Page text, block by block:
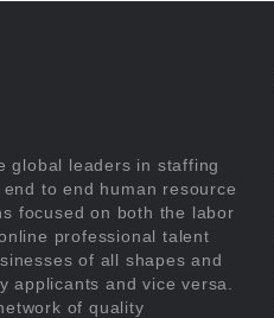
global leaders in staffing
to end human resource
focused on both the labor
professional talent
of all shapes and
applicants and vice versa.
of quality